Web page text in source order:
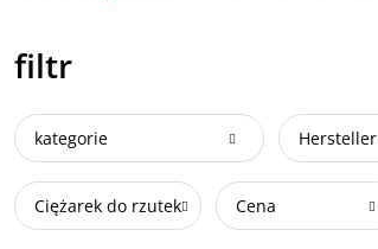
filtr
kategorie Hersteller
Ciężarek do rzutek Cena